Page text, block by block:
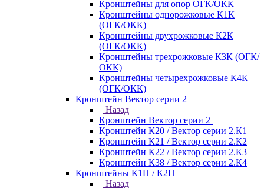
Кронштейны для опор ОГК/ОКК
Кронштейны однорожковые К1К
(ОГК/ОКК)
Кронштейны двухрожковые К2К
(ОГК/ОКК)
Кронштейны трехрожковые К3К (ОГК/
ОКК)
Кронштейны четырехрожковые К4К
(ОГК/ОКК)
Кронштейн Вектор серии 2
Назад
Кронштейн Вектор серии 2
Кронштейн К20 / Вектор серии 2.К1
Кронштейн К21 / Вектор серии 2.К2
Кронштейн К22 / Вектор серии 2.К3
Кронштейн К38 / Вектор серии 2.К4
Кронштейны К1П / К2П
Назад